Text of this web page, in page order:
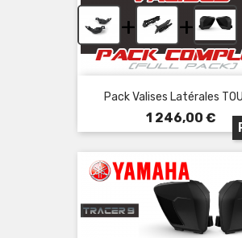
+ +
Pack Valises Latérales
Prix
1 246,00 €